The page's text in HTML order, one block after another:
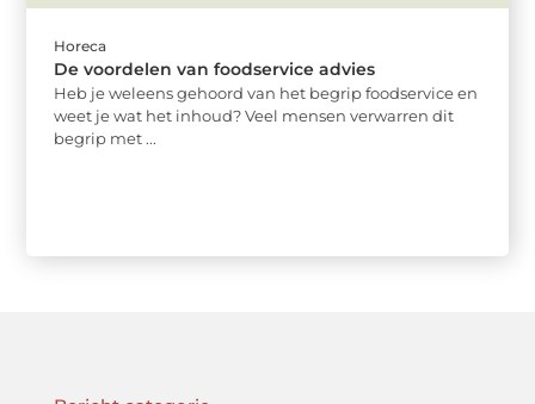
Horeca
De voordelen van foodservice advies
Heb je weleens gehoord van het begrip foodservice en
weet je wat het inhoud? Veel mensen verwarren dit
begrip met ...